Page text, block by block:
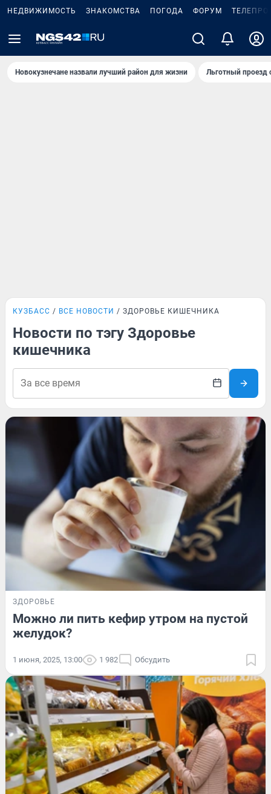
НЕДВИЖИМОСТЬ ЗНАКОМСТВА ПОГОДА ФОРУМ
Новокузнечане назвали лучший район для жизни Льготный проезд
КУЗБАСС ВСЕ НОВОСТИ ЗДОРОВЬЕ КИШЕЧНИКА
Новости по тэгу Здоровье
кишечника
ЗДОРОВЬЕ
Можно ли пить кефир утром на пустой
желудок?
1 июня, 2025, 13:00 1 982 Обсудить